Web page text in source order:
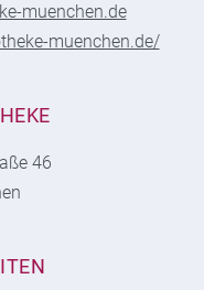
muenchen.de
muenchen.de/
46